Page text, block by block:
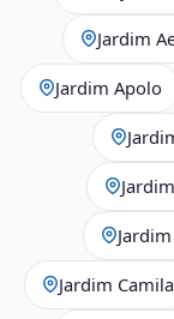
Jardim
Jardim Apolo
Jardim Camila